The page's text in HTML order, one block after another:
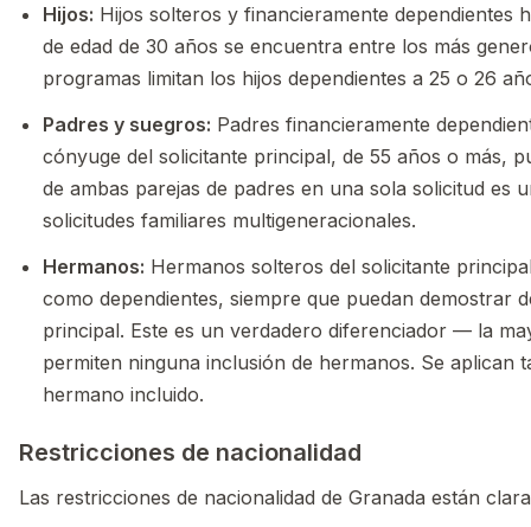
Hijos: Hijos solteros y financieramente dependientes
de edad de 30 años se encuentra entre los más
programas limitan los hijos dependientes a 25 o 26
Padres y suegros: Padres financieramente
cónyuge del solicitante principal, de 55 años o más,
de ambas parejas de padres en una sola solicitud es
solicitudes familiares multigeneracionales.
Hermanos: Hermanos solteros del solicitante
como dependientes, siempre que puedan demostrar
principal. Este es un verdadero diferenciador — la
permiten ninguna inclusión de hermanos. Se aplican
hermano incluido.
Restricciones de nacionalidad
Las restricciones de nacionalidad de Granada están